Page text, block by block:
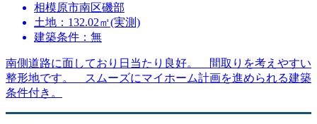
相模原市南区磯部
土地：132.02㎡(実測)
建築条件：無
南側道路に面しており日当たり良好。 間取りを考えやすい
整形地です。 スムーズにマイホーム計画を進められる建築
条件付き。